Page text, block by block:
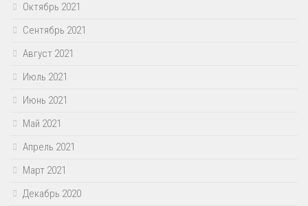
Октябрь 2021
Сентябрь 2021
Август 2021
Июль 2021
Июнь 2021
Май 2021
Апрель 2021
Март 2021
Декабрь 2020